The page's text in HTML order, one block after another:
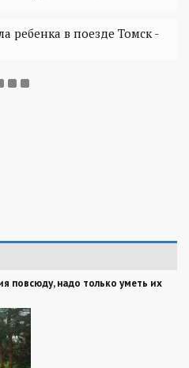
ребенка в поезде Томск -
повсюду, надо только уметь их